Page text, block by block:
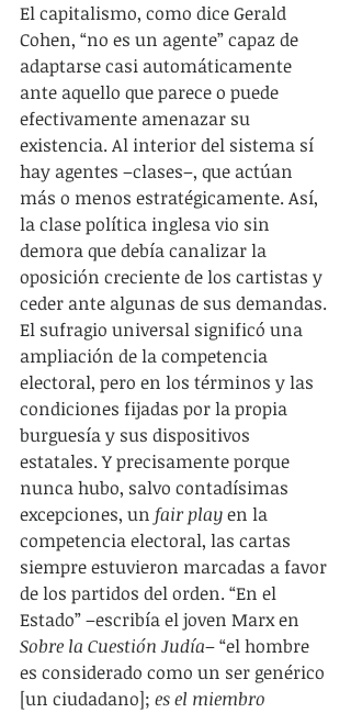
El capitalismo, como dice Gerald
Cohen, “no es un agente” capaz de
adaptarse casi automáticamente
ante aquello que parece o puede
efectivamente amenazar su
existencia. Al interior del sistema sí
hay agentes –clases–, que actúan
más o menos estratégicamente. Así,
la clase política inglesa vio sin
demora que debía canalizar la
oposición creciente de los cartistas y
ceder ante algunas de sus demandas.
El sufragio universal significó una
ampliación de la competencia
electoral, pero en los términos y las
condiciones fijadas por la propia
burguesía y sus dispositivos
estatales. Y precisamente porque
nunca hubo, salvo contadísimas
excepciones, un fair play en la
competencia electoral, las cartas
siempre estuvieron marcadas a favor
de los partidos del orden. “En el
Estado” –escribía el joven Marx en
Sobre la Cuestión Judía– “el hombre
es considerado como un ser genérico
[un ciudadano]; es el miembro